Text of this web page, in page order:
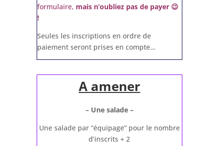
formulaire, mais n’oubliez pas de payer 😉
!
Seules les inscriptions en ordre de
paiement seront prises en compte…
A amener
– Une salade –
Une salade par “équipage” pour le nombre
d’inscrits + 2